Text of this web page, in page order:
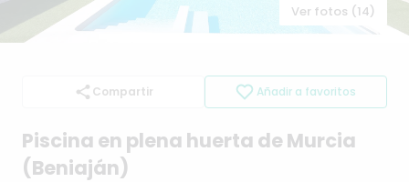
Ver fotos (14)
Compartir Añadir a favoritos
Piscina en plena huerta de Murcia
(Beniaján)